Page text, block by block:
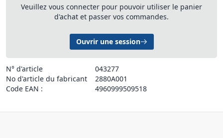
Veuillez vous connecter pour pouvoir utiliser le panier
d'achat et passer vos commandes.
Ouvrir une session
N° d'article
043277
No d'article du fabricant
2880A001
Code EAN :
4960999509518